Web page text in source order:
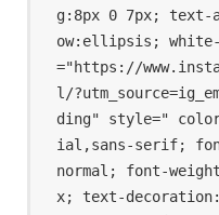
g:8px 0 7px;
ow:ellipsis; white-
="https://
l/
ding" style="
ial,sans-serif;
normal; font-
x; text-